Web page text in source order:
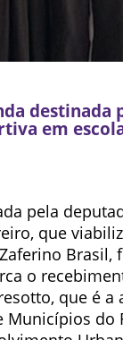
destinada
em
pela
que
Brasil,
o
que é
Municípios do